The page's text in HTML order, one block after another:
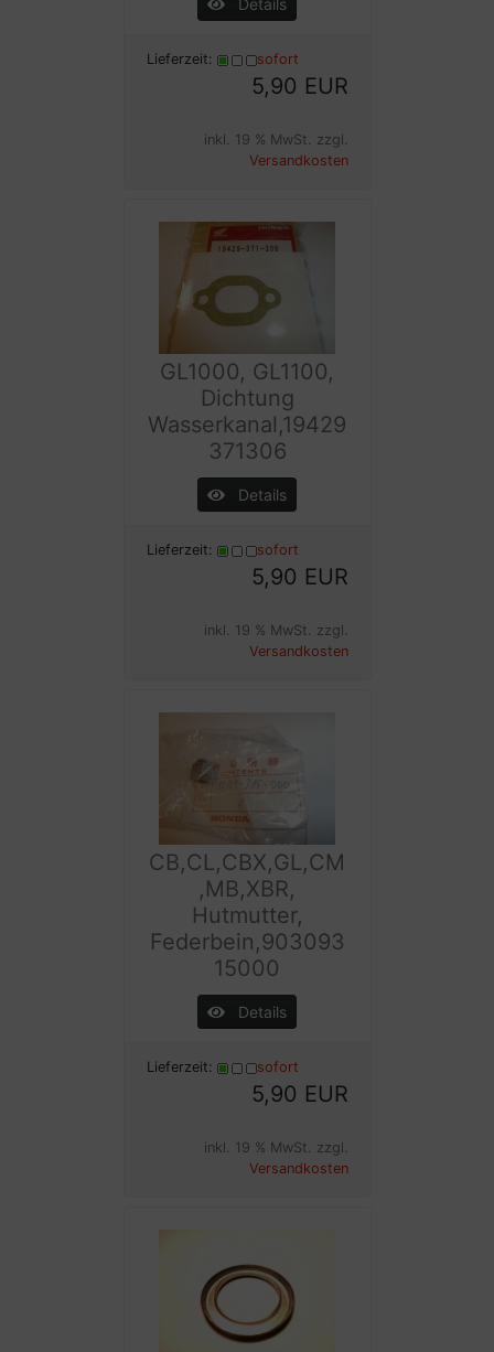
Details
Lieferzeit: sofort
5,90 EUR
inkl. 19 % MwSt. zzgl.
Versandkosten
GL1000, GL1100,
Dichtung
Wasserkanal,19429
371306
Details
Lieferzeit: sofort
5,90 EUR
inkl. 19 % MwSt. zzgl.
Versandkosten
CB,CL,CBX,GL,CM
,MB,XBR,
Hutmutter,
Federbein,903093
15000
Details
Lieferzeit: sofort
5,90 EUR
inkl. 19 % MwSt. zzgl.
Versandkosten